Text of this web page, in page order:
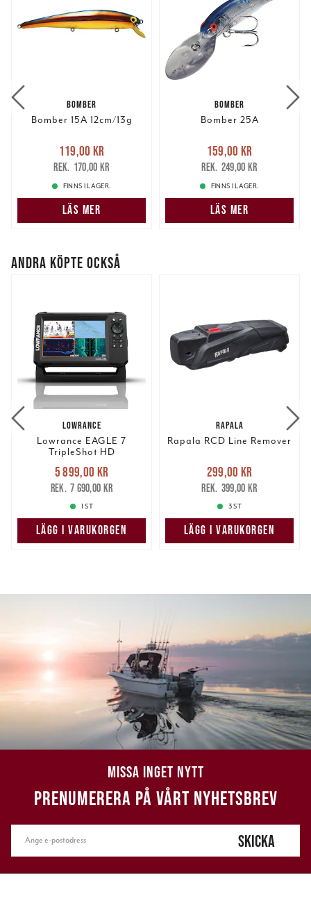
BOMBER
Bomber 15A 12cm/13g
Nuvarande pris
119,00 krTidigare pris
170,00 kr
119,00 kr
170,00 kr
FINNS I LAGER.
LÄS MER
BOMBER
Bomber 25A
Nuvarande pris
159,00 krTidigare pris
249,00 kr
159,00 kr
249,00 kr
FINNS I LAGER.
LÄS MER
ANDRA KÖPTE OCKSÅ
LOWRANCE
Lowrance EAGLE 7
TripleShot HD
Nuvarande pris
5 899,00 krTidigare pris
7 690,00 kr
5 899,00 kr
7 690,00 kr
1 ST
LÄGG I VARUKORGEN
RAPALA
Rapala RCD Line Remover
Nuvarande pris
299,00 krTidigare pris
399,00 kr
299,00 kr
399,00 kr
3 ST
LÄGG I VARUKORGEN
MISSA INGET NYTT
PRENUMERERA PÅ VÅRT NYHETSBREV
SKICKA